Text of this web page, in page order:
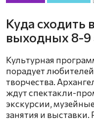
Куда сходить
выходных 8-9
Культурная
порадует
творчества.
ждут спектакли-
экскурсии,
занятия и выставки.